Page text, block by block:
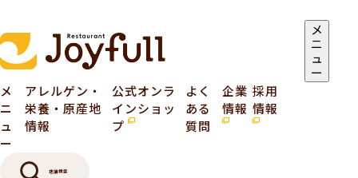
メ
ニ
ュ
ー
メ
ニ
ュ
ー
アレルゲン・
栄養・原産地
情報
公式オンラ
インショッ
プ
よく
ある
質問
企業
情報
採用
情報
店舗検索